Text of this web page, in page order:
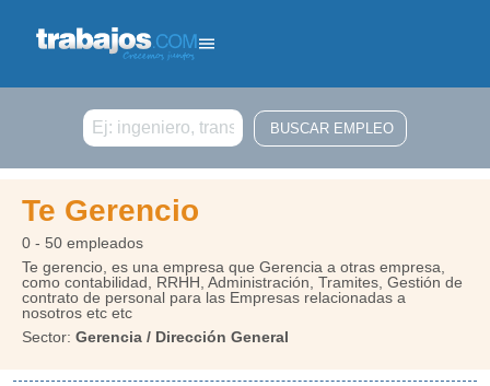
Buscar
Te Gerencio
0 - 50 empleados
Te gerencio, es una empresa que Gerencia a otras empresa,
como contabilidad, RRHH, Administración, Tramites, Gestión de
contrato de personal para las Empresas relacionadas a
nosotros etc etc
Sector: Gerencia / Dirección General